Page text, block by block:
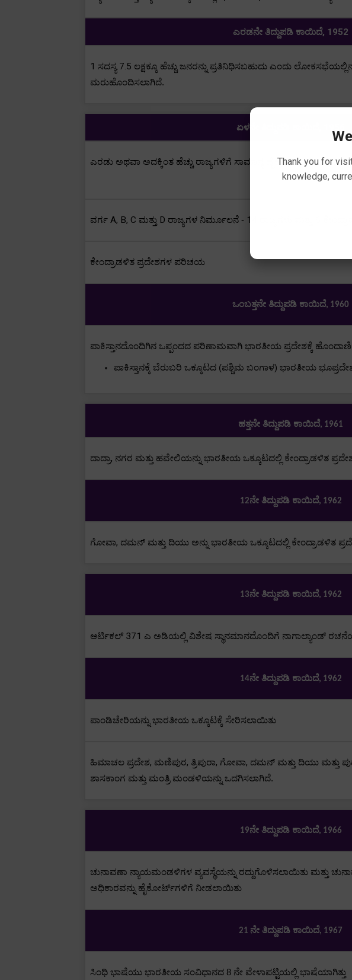
ಎರಡನೇ ತಿದ್ದುಪಡಿ ಕಾಯಿದೆ, 1952
1 ಸದಸ್ಯ 7.5 ಲಕ್ಷಕ್ಕೂ ಹೆಚ್ಚು ಜನರನ್ನು ಪ್ರತಿನಿಧಿಸಬಹುದು ಎಂದು
ಮರುಹೊಂದಿಸಲಾಗಿದೆ.
ಏಳನೇ ತಿದ್ದುಪಡಿ ಕಾಯಿದೆ
ಎರಡು ಅಥವಾ ಅದಕ್ಕಿಂತ ಹೆಚ್ಚು ರಾಜ್ಯಗಳಿಗೆ ಸಾಮಾನ್ಯ ಹೈಕೋರ್ಟ್
ವರ್ಗ A, B, C ಮತ್ತು D ರಾಜ್ಯಗಳ ನಿರ್ಮೂಲನೆ - 14
ಕೇಂದ್ರಾಡಳಿತ ಪ್ರದೇಶಗಳ ಪರಿಚಯ
ಒಂಬತ್ತನೇ ತಿದ್ದುಪಡಿ ಕಾಯಿದೆ, 1960
ಪಾಕಿಸ್ತಾನದೊಂದಿಗಿನ ಒಪ್ಪಂದದ ಪರಿಣಾಮವಾಗಿ ಭಾರತೀಯ ಪ್ರದೇಶಕ್ಕೆ
ಪಾಕಿಸ್ತಾನಕ್ಕೆ ಬೆರುಬರಿ ಒಕ್ಕೂಟದ (ಪಶ್ಚಿಮ ಬಂಗಾಳ) ಭಾರತೀಯ
ಹತ್ತನೇ ತಿದ್ದುಪಡಿ ಕಾಯಿದೆ, 1961
ದಾದ್ರಾ, ನಗರ ಮತ್ತು ಹವೇಲಿಯನ್ನು ಭಾರತೀಯ ಒಕ್ಕೂಟದಲ್ಲಿ ಕೇಂದ್ರಾಡಳಿತ
12ನೇ ತಿದ್ದುಪಡಿ ಕಾಯಿದೆ, 1962
ಗೋವಾ, ದಮನ್ ಮತ್ತು ದಿಯು ಅನ್ನು ಭಾರತೀಯ ಒಕ್ಕೂಟದಲ್ಲಿ ಕೇಂದ್ರಾಡಳಿತ
13ನೇ ತಿದ್ದುಪಡಿ ಕಾಯಿದೆ, 1962
ಆರ್ಟಿಕಲ್ 371 ಎ ಅಡಿಯಲ್ಲಿ ವಿಶೇಷ ಸ್ಥಾನಮಾನದೊಂದಿಗೆ ನಾಗಾಲ್ಯಾಂಡ್
14ನೇ ತಿದ್ದುಪಡಿ ಕಾಯಿದೆ, 1962
ಪಾಂಡಿಚೇರಿಯನ್ನು ಭಾರತೀಯ ಒಕ್ಕೂಟಕ್ಕೆ ಸೇರಿಸಲಾಯಿತು
ಹಿಮಾಚಲ ಪ್ರದೇಶ, ಮಣಿಪುರ, ತ್ರಿಪುರಾ, ಗೋವಾ, ದಮನ್ ಮತ್ತು ದಿಯು ಮತ್ತು
ಶಾಸಕಾಂಗ ಮತ್ತು ಮಂತ್ರಿ ಮಂಡಳಿಯನ್ನು ಒದಗಿಸಲಾಗಿದೆ.
19ನೇ ತಿದ್ದುಪಡಿ ಕಾಯಿದೆ, 1966
ಚುನಾವಣಾ ನ್ಯಾಯಮಂಡಳಿಗಳ ವ್ಯವಸ್ಥೆಯನ್ನು ರದ್ದುಗೊಳಿಸಲಾಯಿತು ಮತ್ತು
ಅಧಿಕಾರವನ್ನು ಹೈಕೋರ್ಟ್‌ಗಳಿಗೆ ನೀಡಲಾಯಿತು
21 ನೇ ತಿದ್ದುಪಡಿ ಕಾಯಿದೆ, 1967
ಸಿಂಧಿ ಭಾಷೆಯು ಭಾರತೀಯ ಸಂವಿಧಾನದ 8 ನೇ ವೇಳಾಪಟ್ಟಿಯಲ್ಲಿ ಭಾಷೆಯಾಗಿತ್ತು
Thank you for
knowledge,